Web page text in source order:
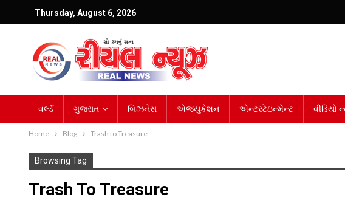
Thursday, August 6, 2026
વર્લ્ડ ગુજરાત બિઝનેસ એજ્યુકેશન એન્ટરટેઇન્મેન્ટ વીડિયો
Home Blog Trash to Treasure
Browsing Tag
Trash To Treasure